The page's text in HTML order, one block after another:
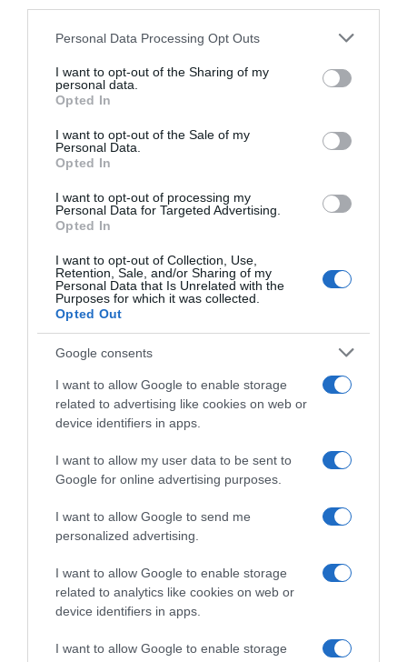
Please note that this website/app uses one or more Google
not limited to your visit or usage behaviour. You may click to
grant or deny consent to Google and its third-party tags to
use your data for below specified purposes in below Google
consent section.
Personal Data Processing Opt Outs
I want to opt-out of the Sharing of my
personal data.
Opted In
I want to opt-out of the Sale of my
Personal Data.
Opted In
I want to opt-out of processing my
Personal Data for Targeted Advertising.
Opted In
I want to opt-out of Collection, Use,
Retention, Sale, and/or Sharing of my
Personal Data that Is Unrelated with the
Purposes for which it was collected.
Opted Out
Google consents
I want to allow Google to enable storage
related to advertising like cookies on web or
device identifiers in apps.
I want to allow my user data to be sent to
Google for online advertising purposes.
I want to allow Google to send me
personalized advertising.
I want to allow Google to enable storage
related to analytics like cookies on web or
device identifiers in apps.
I want to allow Google to enable storage
Ακολούθησε το debater.gr στοGoogle News
και μάθετε πρώτοι όλες τις ειδήσεις
Share
ΚΑΙΡΟΣ ΚΛΕΑΡΧΟΣ ΜΑΡΟΥΣΑΚΗΣ
ΣΧΟΛΙΑ